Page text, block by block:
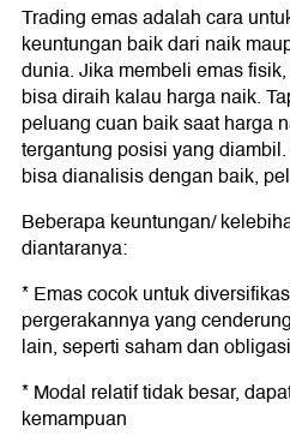
Trading emas adalah cara
keuntungan baik dari naik
dunia. Jika membeli emas
bisa diraih kalau harga naik.
peluang cuan baik saat harga
tergantung posisi yang
bisa dianalisis dengan baik,
Beberapa keuntungan/
diantaranya:
* Emas cocok untuk
pergerakannya yang
lain, seperti saham dan obligasi
* Modal relatif tidak besar,
kemampuan